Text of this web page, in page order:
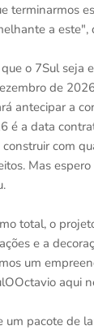
terminarmos
a este",
o 7Sul seja
de
antecipar a
é a data
com
Mas
total, o
e a
um
aqui
um pacote de